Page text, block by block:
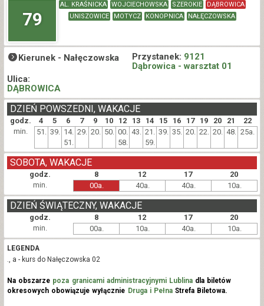
79
AL. KRAŚNICKA WOJCIECHOWSKA SZEROKIE
DĄBROWICA
UNISZOWICE
MOTYCZ KONOPNICA NAŁĘCZOWSKA
Kierunek - Nałęczowska Przystanek: 9121
Dąbrowica - warsztat 01
Ulica:
DĄBROWICA
godz. 4 5 6 7 9 10 12 13 14 15 16 17 19 20 21 22
DZIEŃ POWSZEDNI, WAKACJE
min. 51. 39. 14.
51.
29. 20. 50. 00.
58.
43. 21.
59.
39. 35. 20. 22. 20. 48. 25a.
godz. 8 12 17 20
SOBOTA, WAKACJE
min. 00a. 40a. 40a. 10a.
godz. 8 12 17 20
DZIEŃ ŚWIĄTECZNY, WAKACJE
min. 00a. 10a. 40a. 10a.
LEGENDA
., a - kurs do Nałęczowska 02
Na obszarze poza granicami administracyjnymi Lublinadla biletów
okresowych obowiązuje wyłącznie Druga i PełnaStrefa Biletowa.